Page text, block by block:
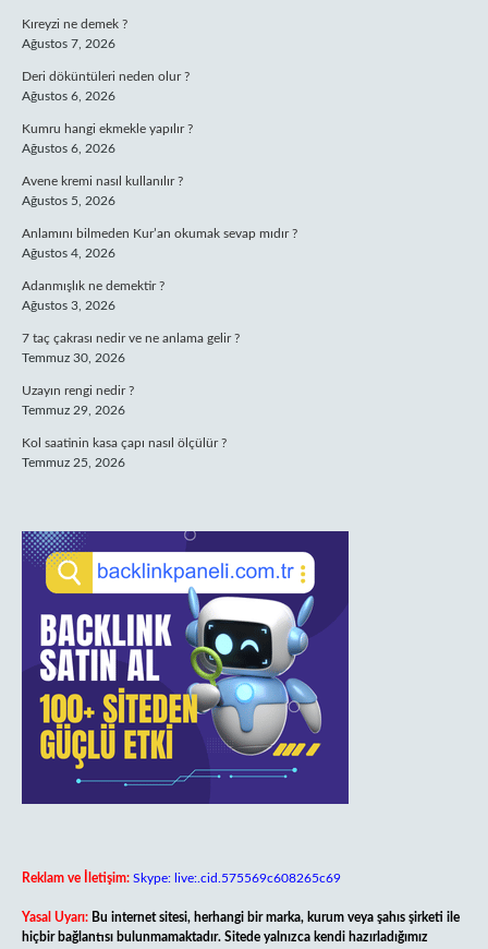
Kıreyzi ne demek ?
Ağustos 7, 2026
Deri döküntüleri neden olur ?
Ağustos 6, 2026
Kumru hangi ekmekle yapılır ?
Ağustos 6, 2026
Avene kremi nasıl kullanılır ?
Ağustos 5, 2026
Anlamını bilmeden Kur’an okumak sevap mıdır ?
Ağustos 4, 2026
Adanmışlık ne demektir ?
Ağustos 3, 2026
7 taç çakrası nedir ve ne anlama gelir ?
Temmuz 30, 2026
Uzayın rengi nedir ?
Temmuz 29, 2026
Kol saatinin kasa çapı nasıl ölçülür ?
Temmuz 25, 2026
Reklam ve İletişim: Skype: live:.cid.575569c608265c69
Yasal Uyarı: Bu internet sitesi, herhangi bir marka, kurum veya şahıs şirketi ile
hiçbir bağlantısı bulunmamaktadır. Sitede yalnızca kendi hazırladığımız